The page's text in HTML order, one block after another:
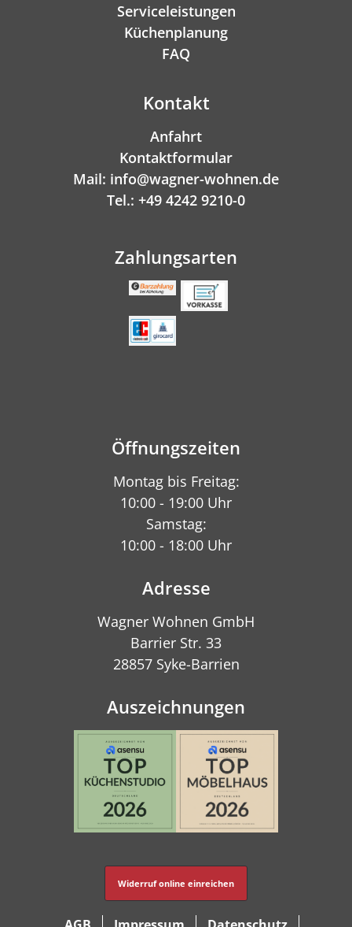
Serviceleistungen
Küchenplanung
FAQ
Kontakt
Anfahrt
Kontaktformular
Mail: info@wagner-wohnen.de
Tel.: +49 4242 9210-0
Zahlungsarten
Öffnungszeiten
Montag bis Freitag:
10:00 - 19:00 Uhr
Samstag:
10:00 - 18:00 Uhr
Adresse
Wagner Wohnen GmbH
Barrier Str. 33
28857 Syke-Barrien
Auszeichnungen
Widerruf online einreichen